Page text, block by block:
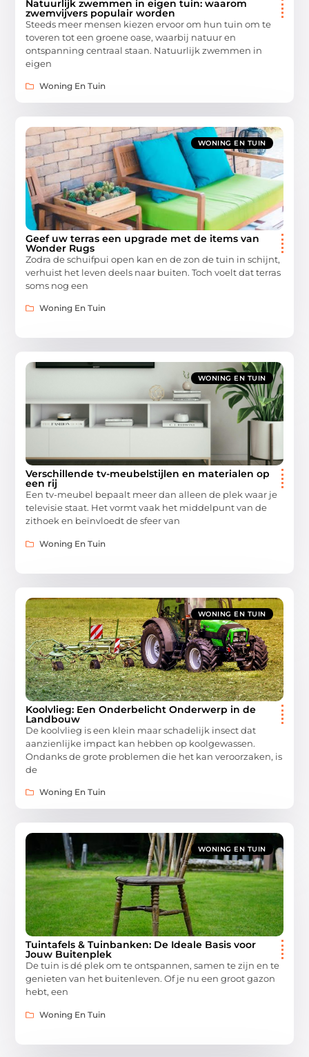
Natuurlijk zwemmen in eigen tuin: waarom
zwemvijvers populair worden
Steeds meer mensen kiezen ervoor om hun tuin om te
toveren tot een groene oase, waarbij natuur en
ontspanning centraal staan. Natuurlijk zwemmen in
eigen
Woning En Tuin
WONING EN TUIN
Geef uw terras een upgrade met de items van
Wonder Rugs
Zodra de schuifpui open kan en de zon de tuin in schijnt,
verhuist het leven deels naar buiten. Toch voelt dat terras
soms nog een
Woning En Tuin
WONING EN TUIN
Verschillende tv-meubelstijlen en materialen op
een rij
Een tv-meubel bepaalt meer dan alleen de plek waar je
televisie staat. Het vormt vaak het middelpunt van de
zithoek en beïnvloedt de sfeer van
Woning En Tuin
WONING EN TUIN
Koolvlieg: Een Onderbelicht Onderwerp in de
Landbouw
De koolvlieg is een klein maar schadelijk insect dat
aanzienlijke impact kan hebben op koolgewassen.
Ondanks de grote problemen die het kan veroorzaken, is
de
Woning En Tuin
WONING EN TUIN
Tuintafels & Tuinbanken: De Ideale Basis voor
Jouw Buitenplek
De tuin is dé plek om te ontspannen, samen te zijn en te
genieten van het buitenleven. Of je nu een groot gazon
hebt, een
Woning En Tuin